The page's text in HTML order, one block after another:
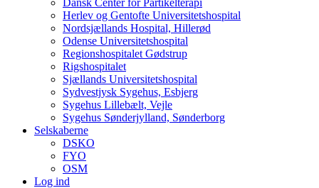
Dansk Center for Partikelterapi
Herlev og Gentofte Universitetshospital
Nordsjællands Hospital, Hillerød
Odense Universitetshospital
Regionshospitalet Gødstrup
Rigshospitalet
Sjællands Universitetshospital
Sydvestjysk Sygehus, Esbjerg
Sygehus Lillebælt, Vejle
Sygehus Sønderjylland, Sønderborg
Selskaberne
DSKO
FYO
OSM
Log ind